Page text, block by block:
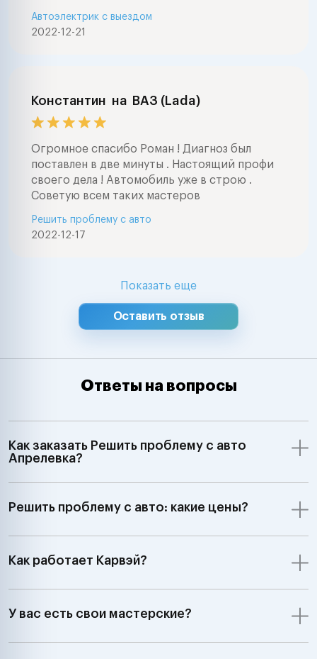
2022-12-21
Автоэлектрик с выездом
Константин на ВАЗ (Lada)
Огромное спасибо Роман ! Диагноз был
поставлен в две минуты . Настоящий профи
своего дела ! Автомобиль уже в строю .
Советую всем таких мастеров
2022-12-17
Решить проблему с авто
Показать еще
Оставить отзыв
Ответы на вопросы
Как заказать Решить проблему с авто
Апрелевка?
Решить проблему с авто: какие цены?
Как работает Карвэй?
У вас есть свои мастерские?